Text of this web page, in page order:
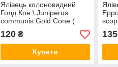
Ялівець колоновидний
Голд Кон \ Juniperus
communis Gold Cone (
С1.5л ) саджанці
120₴
Купити
135